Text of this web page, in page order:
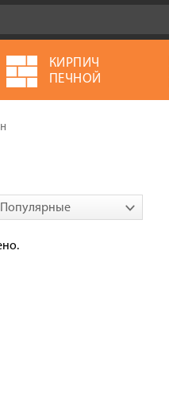
КИРПИЧ
ПЕЧНОЙ
Популярные